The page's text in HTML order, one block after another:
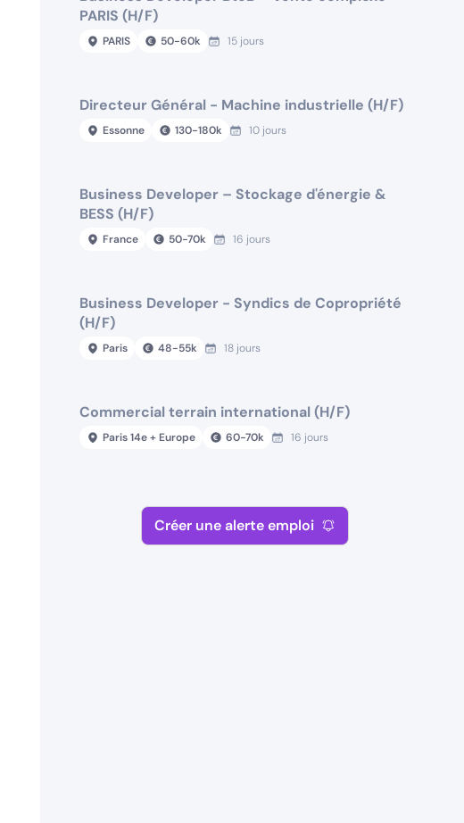
PARIS (H/F)
PARIS 50-60k 15 jours
Directeur Général - Machine industrielle (H/F)
Essonne 130-180k 10 jours
Business Developer – Stockage d'énergie &
BESS (H/F)
France 50-70k 16 jours
Business Developer - Syndics de Copropriété
(H/F)
Paris 48-55k 18 jours
Commercial terrain international (H/F)
Paris 14e + Europe 60-70k 16 jours
Créer une alerte emploi